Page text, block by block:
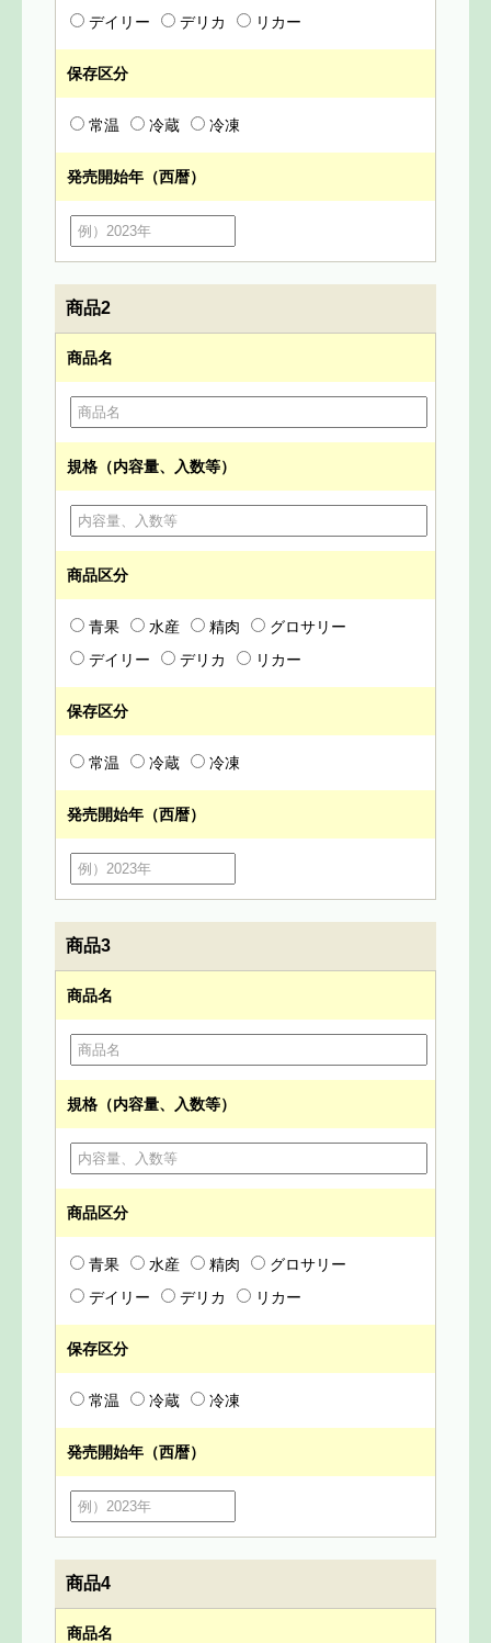
デイリー デリカ リカー
保存区分
常温 冷蔵 冷凍
発売開始年（西暦）
商品2
商品名
規格（内容量、入数等）
商品区分
青果 水産 精肉
グロサリー
デイリー
デリカ リカー
保存区分
常温 冷蔵 冷凍
発売開始年（西暦）
商品3
商品名
規格（内容量、入数等）
商品区分
青果 水産 精肉
グロサリー
デイリー
デリカ リカー
保存区分
常温 冷蔵 冷凍
発売開始年（西暦）
商品4
商品名